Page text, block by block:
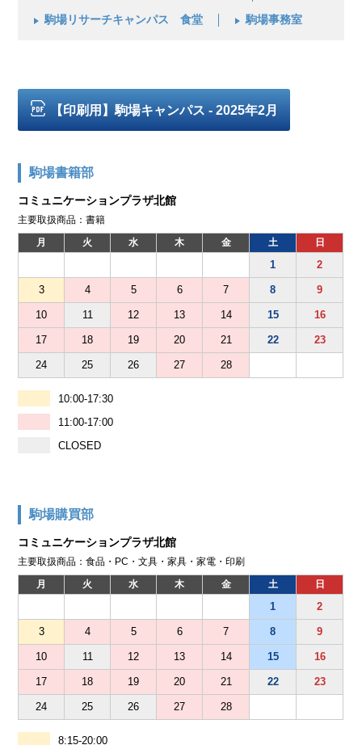
駒場リサーチキャンパス 食堂 駒場事務室
【印刷用】駒場キャンパス - 2025年2月
駒場書籍部
コミュニケーションプラザ北館
主要取扱商品：書籍
月 火 水 木 金 土 日
1 2
3 4 5 6 7 8 9
10 11 12 13 14 15 16
17 18 19 20 21 22 23
24 25 26 27 28
10:00-17:30
11:00-17:00
CLOSED
駒場購買部
コミュニケーションプラザ北館
主要取扱商品：食品・PC・文具・家具・家電・印刷
月 火 水 木 金 土 日
1 2
3 4 5 6 7 8 9
10 11 12 13 14 15 16
17 18 19 20 21 22 23
24 25 26 27 28
8:15-20:00